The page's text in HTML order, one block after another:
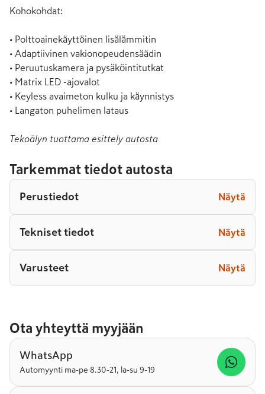
Kohokohdat:
• Polttoainekäyttöinen lisälämmitin
• Adaptiivinen vakionopeudensäädin
• Peruutuskamera ja pysäköintitutkat
• Matrix LED -ajovalot
• Keyless avaimeton kulku ja käynnistys
• Langaton puhelimen lataus
Tekoälyn tuottama esittely autosta
Tarkemmat tiedot autosta
Perustiedot Näytä
Tekniset tiedot Näytä
Varusteet Näytä
Ota yhteyttä myyjään
WhatsApp
Automyynti ma-pe 8.30-21, la-su 9-19